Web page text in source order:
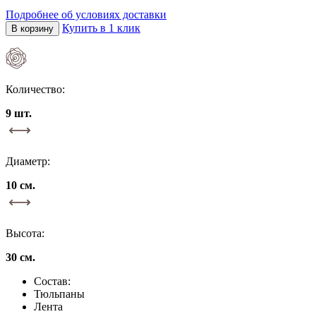
Подробнее об условиях доставки
В корзину Купить в 1 клик
Количество:
9 шт.
Диаметр:
10 см.
Высота:
30 см.
Состав:
Тюльпаны
Лента